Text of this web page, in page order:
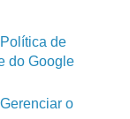
de
do Google
o